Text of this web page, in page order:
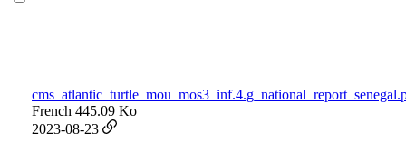
French 445.09 Ko
2023-08-23